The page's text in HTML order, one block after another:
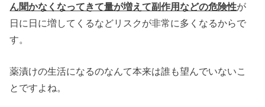
ん聞かなくなってきて量が増えて副作用などの危険性が
日に日に増してくるなどリスクが非常に多くなるからで
す。
薬漬けの生活になるのなんて本来は誰も望んでいないこ
とですよね。